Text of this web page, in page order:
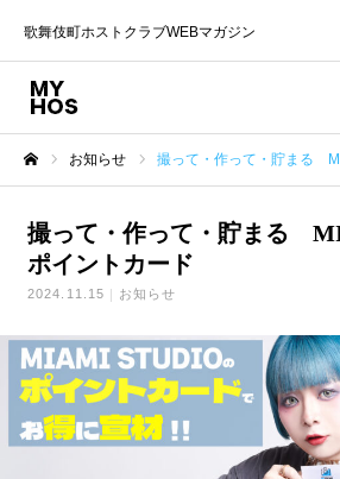
歌舞伎町ホストクラブWEBマガジン
お知らせ 撮って・作って・貯まる
撮って・作って・貯まる
ポイントカード
2024.11.15 お知らせ